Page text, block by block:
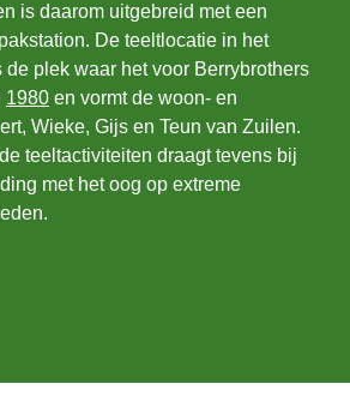
is daarom uitgebreid met een
De teeltlocatie in het
plek waar het voor Berrybrothers
1980 en vormt de woon- en
Wieke, Gijs en Teun van Zuilen.
teeltactiviteiten draagt tevens bij
met het oog op extreme